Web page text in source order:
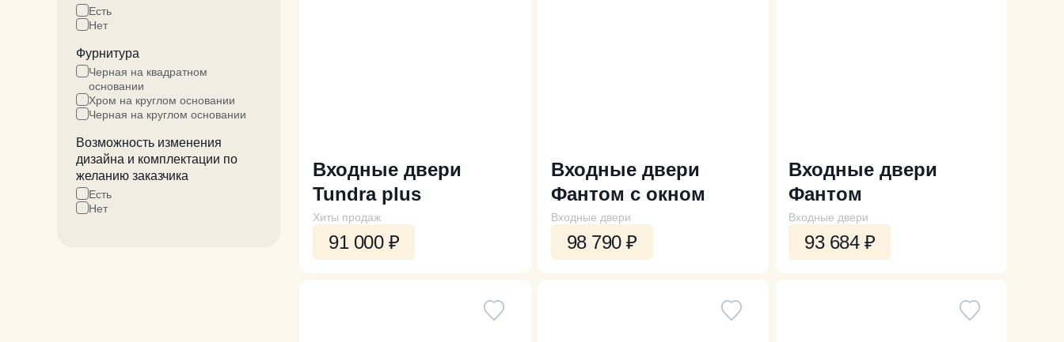
Есть
Нет
Фурнитура
Черная на квадратном
основании
Хром на круглом основании
Черная на круглом основании
Возможность изменения
дизайна и комплектации по
желанию заказчика
Есть
Нет
Входные двери
Tundra plus
Хиты продаж
91 000₽
Входные двери
Фантом с окном
Входные двери
98 790₽
Входные двери
Фантом
Входные двери
93 684₽